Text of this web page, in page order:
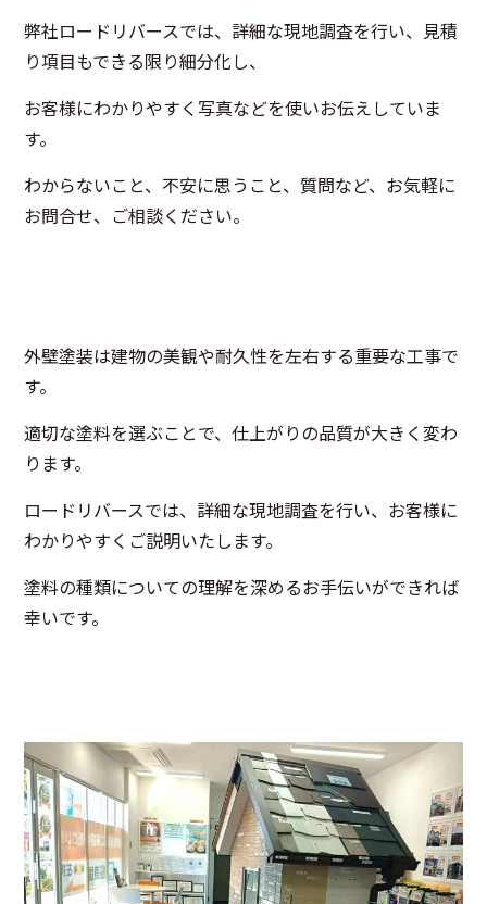
弊社ロードリバースでは、詳細な現地調査を行い、見積
り項目もできる限り細分化し、
お客様にわかりやすく写真などを使いお伝えしていま
す。
わからないこと、不安に思うこと、質問など、お気軽に
お問合せ、ご相談ください。
外壁塗装は建物の美観や耐久性を左右する重要な工事で
す。
適切な塗料を選ぶことで、仕上がりの品質が大きく変わ
ります。
ロードリバースでは、詳細な現地調査を行い、お客様に
わかりやすくご説明いたします。
塗料の種類についての理解を深めるお手伝いができれば
幸いです。